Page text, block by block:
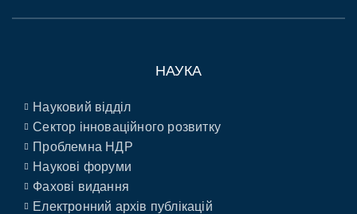
НАУКА
Науковий відділ
Сектор інноваційного розвитку
Проблемна НДР
Наукові форуми
Фахові видання
Електронний архів публікацій